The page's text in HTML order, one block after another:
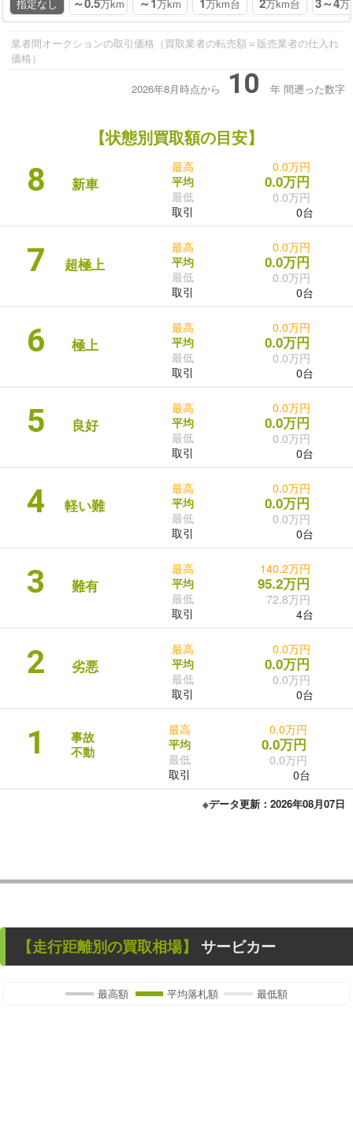
指定なし ～0.5万km ～1万km 1万km台 2万km台 3～4万
業者間オークションの取引価格（買取業者の転売額＝販売業者の仕入れ
価格）
2026年8月時点から 10 年 間遡った数字
【状態別買取額の目安】
8 新車
最高
平均
最低
取引
0.0万円
0.0万円
0.0万円
0台
7 超極上
最高
平均
最低
取引
0.0万円
0.0万円
0.0万円
0台
6 極上
最高
平均
最低
取引
0.0万円
0.0万円
0.0万円
0台
5 良好
最高
平均
最低
取引
0.0万円
0.0万円
0.0万円
0台
4 軽い難
最高
平均
最低
取引
0.0万円
0.0万円
0.0万円
0台
3 難有
最高
平均
最低
取引
140.2万円
95.2万円
72.8万円
4台
2 劣悪
最高
平均
最低
取引
0.0万円
0.0万円
0.0万円
0台
1
事故
不動
最高
平均
最低
取引
0.0万円
0.0万円
0.0万円
0台
※データ更新：2026年08月07日
【走行距離別の買取相場】 サービカー
最高額 平均落札額 最低額